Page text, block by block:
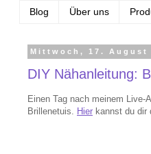
Blog Über uns
Mittwoch, 17. August
DIY Nähanleitung:
Einen Tag nach meinem
Brillenetuis.
Hier kannst du dir